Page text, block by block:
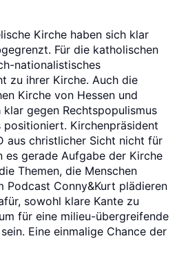
Kirche haben sich klar
Für die katholischen
nationalistisches
zu ihrer Kirche. Auch die
Kirche von Hessen und
klar gegen Rechtspopulismus
positioniert. Kirchenpräsident
aus christlicher Sicht nicht für
es gerade Aufgabe der Kirche
Themen, die Menschen
Podcast Conny&Kurt plädieren
sowohl klare Kante zu
für eine milieu-übergreifende
Eine einmalige Chance der